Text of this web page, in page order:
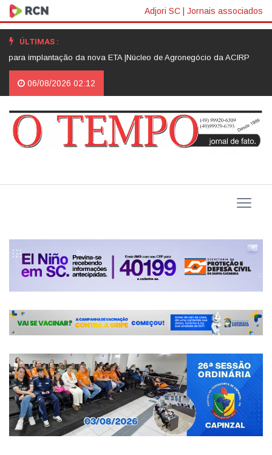
Adjori SC | Jornais associados
ÚLTIMAS :
da nova ETA |Núcleo de Agronegócio da ACIRP avança na
06/08/2026 02:12